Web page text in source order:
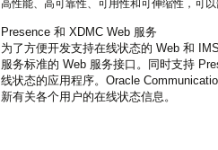
高性能、高可靠性、可用性和可伸缩性，可
Presence 和 XDMC Web 服务
为了方便开发支持在线状态的 Web 和
服务标准的 Web 服务接口。同时支持
线状态的应用程序。Oracle
新有关各个用户的在线状态信息。